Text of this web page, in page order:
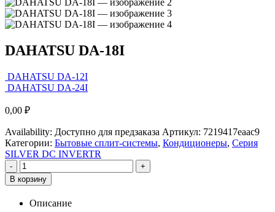
DAHATSU DA-18I
DAHATSU DA-12I
DAHATSU DA-24I
0,00 ₽
Availability: Доступно для предзаказа Артикул: 7219417eaac9
Категории: Бытовые сплит-системы, Кондиционеры, Серия
SILVER DC INVERTR
-
+
В корзину
Описание